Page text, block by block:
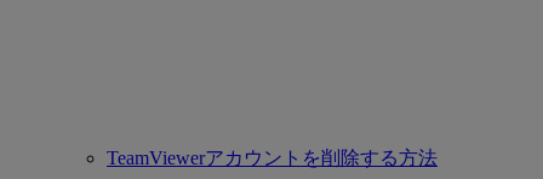
TeamViewerアカウントを削除する方法